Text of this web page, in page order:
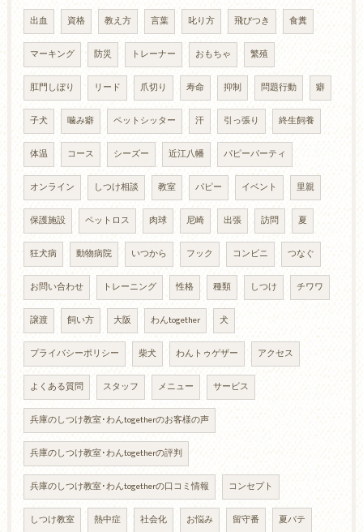
出血 資格 教え方 言葉 叱り方 飛びつき 食糞
マーキング 防災 トレーナー おもちゃ 繁殖
肛門しぼり リード 爪切り 寿命 抑制 問題行動 癖
子犬 噛み癖 ペットシッター 汗 引っ張り 終生飼養
体温 コース シーズー 近江八幡 パピーパーティ
オンライン しつけ相談 教室 パピー イベント 里親
保護施設 ペットロス 肉球 尼崎 出張 訪問 夏
狂犬病 動物病院 いつから フック コンビニ つなぐ
お問い合わせ トレーニング 性格 種類 しつけ チワワ
譲渡 飼い方 大阪 わんtogether 犬
プライバシーポリシー 柴犬 わんトゥゲザー アクセス
よくある質問 スタッフ メニュー サービス
兵庫のしつけ教室･わんtogetherのお客様の声
兵庫のしつけ教室･わんtogetherの評判
兵庫のしつけ教室･わんtogetherの口コミ情報 コンセプト
しつけ教室 熱中症 社会化 お悩み 留守番 夏バテ